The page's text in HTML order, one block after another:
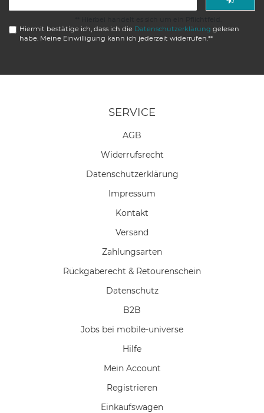
Hiermit bestätige ich, dass ich die Daten­schutz­erklärung gelesen
habe. Meine Einwilligung kann ich jederzeit widerrufen.**
SERVICE
AGB
Widerrufs­recht
Daten­schutz­erklärung
Impressum
Kontakt
Versand
Zahlungsarten
Rückgaberecht & Retourenschein
Datenschutz
B2B
Jobs bei mobile-universe
Hilfe
Mein Account
Registrieren
Einkaufswagen